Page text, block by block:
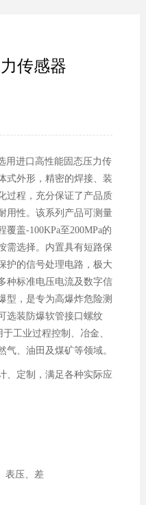
传感器
用进口高性能固态压力传
式外形，精密的焊接、装
过程，充分保证了产品质
用性。该系列产品可测量
盖-100KPa至200MPa的
需选择。内置具有短路保
护的信号处理电路，极大
种标准电压电流及数字信
型，是专为高爆炸危险测
选装防爆软管接口螺纹
工业过程控制、冶金、
气、油田及煤矿等领域。
、定制，满足各种实际应
表压、差